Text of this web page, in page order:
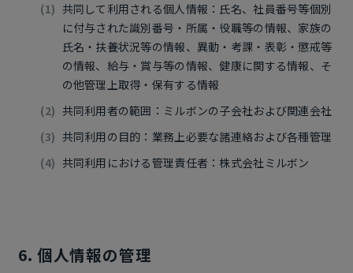
共同して利用される個人情報：氏名、社員番号等個別
に付与された識別番号・所属・役職等の情報、家族の
氏名・扶養状況等の情報、異動・考課・表彰・懲戒等
の情報、給与・賞与等の情報、健康に関する情報、そ
の他管理上取得・保有する情報
共同利用者の範囲：ミルボンの子会社および関連会社
共同利用の目的：業務上必要な諸連絡および各種管理
共同利用における管理責任者：株式会社ミルボン
6. 個人情報の管理